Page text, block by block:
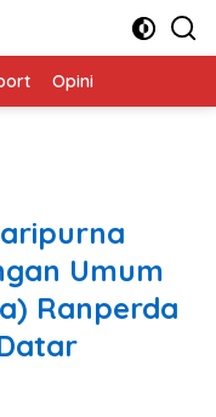
Opini
Umum
Ranperda